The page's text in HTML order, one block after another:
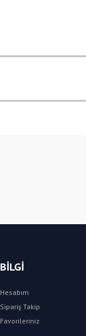
BİLGİ
Hesabım
Sipariş Takip
Favorileriniz